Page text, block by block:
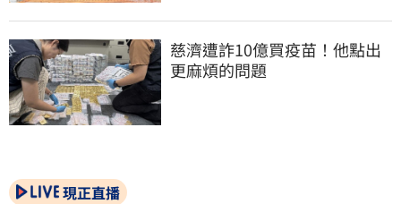
慈濟遭詐10億買疫苗！他點出
更麻煩的問題
現正直播